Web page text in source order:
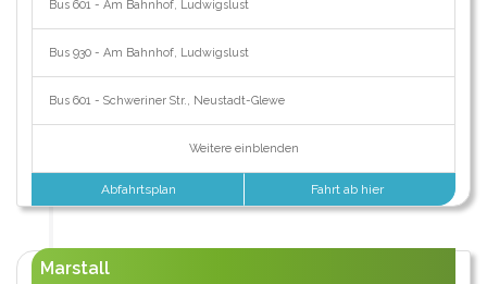
Bus 601 - Am Bahnhof, Ludwigslust
Bus 930 - Am Bahnhof, Ludwigslust
Bus 601 - Schweriner Str., Neustadt-Glewe
Weitere einblenden
Abfahrtsplan Fahrt ab hier
Marstall